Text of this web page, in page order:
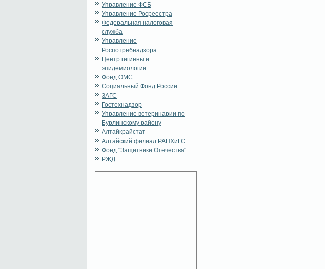
Управление ФСБ
Управление Росреестра
Федеральная налоговая
служба
Управление
Роспотребнадзора
Центр гигиены и
эпидемиологии
Фонд ОМС
Социальный Фонд России
ЗАГС
Гостехнадзор
Управление ветеринарии по
Бурлинскому району
Алтайкрайстат
Алтайский филиал РАНХиГС
Фонд "Защитники Отечества"
РЖД